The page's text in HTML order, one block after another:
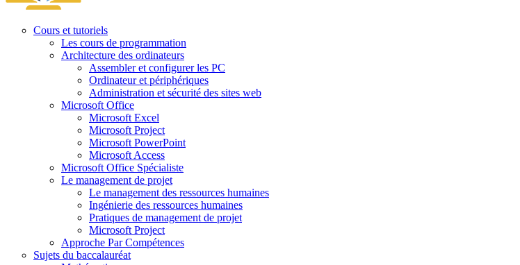
Cours et tutoriels
Les cours de programmation
Architecture des ordinateurs
Assembler et configurer les PC
Ordinateur et périphériques
Administration et sécurité des sites web
Microsoft Office
Microsoft Excel
Microsoft Project
Microsoft PowerPoint
Microsoft Access
Microsoft Office Spécialiste
Le management de projet
Le management des ressources humaines
Ingénierie des ressources humaines
Pratiques de management de projet
Microsoft Project
Approche Par Compétences
Sujets du baccalauréat